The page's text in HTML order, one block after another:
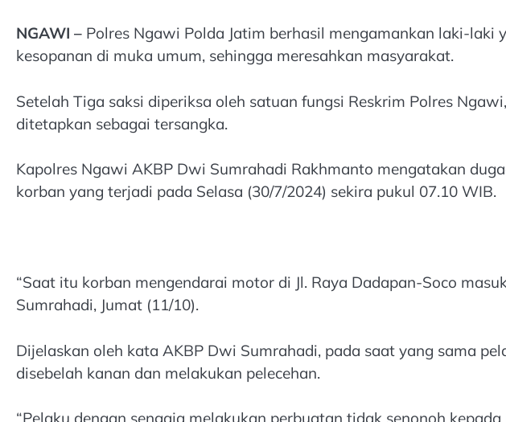
NGAWI – Polres Ngawi Polda Jatim berhasil mengamankan laki-
kesopanan di muka umum, sehingga meresahkan masyarakat.
Setelah Tiga saksi diperiksa oleh satuan fungsi Reskrim Polres
ditetapkan sebagai tersangka.
Kapolres Ngawi AKBP Dwi Sumrahadi Rakhmanto mengatakan
korban yang terjadi pada Selasa (30/7/2024) sekira pukul 07.10 WIB.
“Saat itu korban mengendarai motor di Jl. Raya Dadapan-Soco
Sumrahadi, Jumat (11/10).
Dijelaskan oleh kata AKBP Dwi Sumrahadi, pada saat yang sama
disebelah kanan dan melakukan pelecehan.